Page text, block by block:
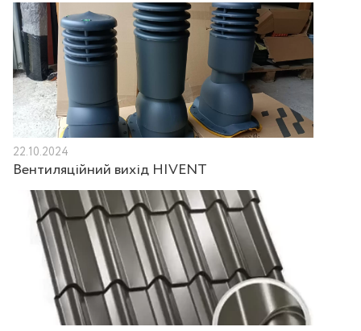
22.10.2024
Вентиляційний вихід HIVENT